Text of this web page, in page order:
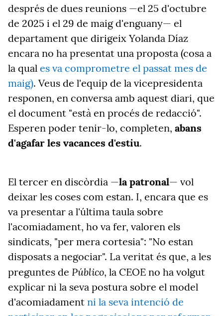
després de dues reunions —el 25 d'octubre
de 2025 i el 29 de maig d'enguany— el
departament que dirigeix Yolanda Díaz
encara no ha presentat una proposta (cosa a
la qual es va comprometre el passat mes de
maig). Veus de l'equip de la vicepresidenta
responen, en conversa amb aquest diari, que
el document "està en procés de redacció".
Esperen poder tenir-lo, completen, abans
d'agafar les vacances d'estiu.
El tercer en discòrdia —la patronal— vol
deixar les coses com estan. I, encara que es
va presentar a l'última taula sobre
l'acomiadament, ho va fer, valoren els
sindicats, "per mera cortesia": "No estan
disposats a negociar". La veritat és que, a les
preguntes de Público, la CEOE no ha volgut
explicar ni la seva postura sobre el model
d'acomiadament ni la seva intenció de